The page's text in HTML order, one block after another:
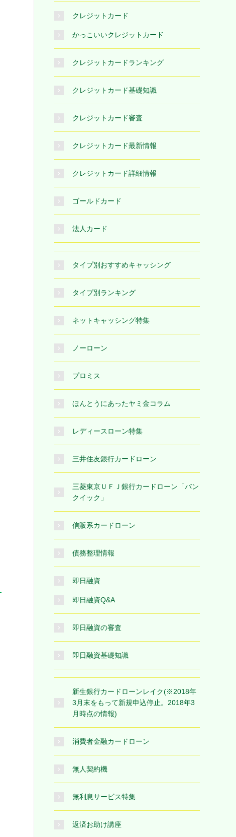
クレジットカード
かっこいいクレジットカード
クレジットカードランキング
クレジットカード基礎知識
クレジットカード審査
クレジットカード最新情報
クレジットカード詳細情報
ゴールドカード
法人カード
タイプ別おすすめキャッシング
タイプ別ランキング
ネットキャッシング特集
ノーローン
プロミス
ほんとうにあったヤミ金コラム
レディースローン特集
三井住友銀行カードローン
三菱東京ＵＦＪ銀行カードローン「バン
クイック」
信販系カードローン
債務整理情報
即日融資
即日融資Q&A
即日融資の審査
即日融資基礎知識
新生銀行カードローンレイク(※2018年
3月末をもって新規申込停止。2018年3
月時点の情報)
消費者金融カードローン
無人契約機
無利息サービス特集
返済お助け講座